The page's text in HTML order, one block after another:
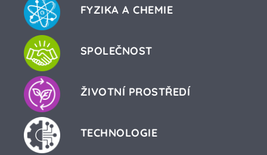
FYZIKA A CHEMIE
SPOLEČNOST
ŽIVOTNÍ PROSTŘEDÍ
TECHNOLOGIE